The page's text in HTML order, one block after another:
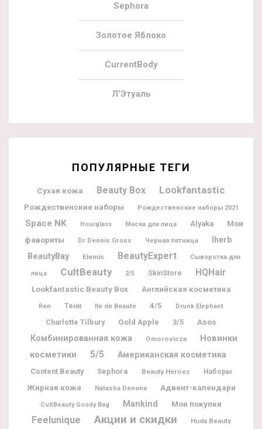
Sephora
Золотое Яблоко
CurrentBody
Л’Этуаль
ПОПУЛЯРНЫЕ ТЕГИ
Сухая кожа Beauty Box Lookfantastic
Рождественские наборы Рождественские наборы 2021
Space NK Hourglass Маска для лица Alyaka
Мои
фавориты
Dr Dennis Gross Черная пятница Iherb
BeautyBay Elemis BeautyExpert Сыворотка для
лица CultBeauty 2/5 SkinStore HQHair
Lookfantastic Beauty Box Английская косметика
Ren Тени Ile de Beaute 4/5 Drunk Elephant
Charlotte Tilbury Gold Apple 3/5 Asos
Комбинированная кожа Omorovicza
Новинки
косметики
5/5 Американская косметика
Content Beauty Sephora Beauty Heroes Наборы
Жирная кожа Natasha Denona Адвент-календари
CultBeauty Goody Bag Mankind Мои покупки
Feelunique Акции и скидки Huda Beauty